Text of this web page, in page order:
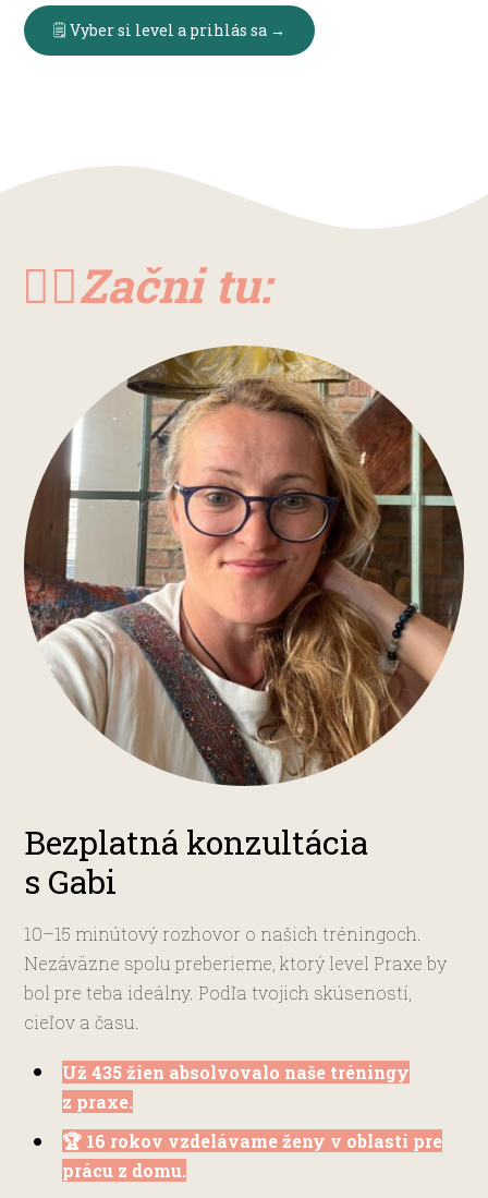
🗒️ Vyber si level a prihlás sa →
👉🏼Začni tu:
Bezplatná konzultácia
s Gabi
10–15 minútový rozhovor o našich tréningoch.
Nezáväzne spolu preberieme, ktorý level Praxe by
bol pre teba ideálny. Podľa tvojich skúseností,
cieľov a času.
Už 435 žien absolvovalo naše tréningy
z praxe.
🏆 16 rokov vzdelávame ženy v oblasti pre
prácu z domu.